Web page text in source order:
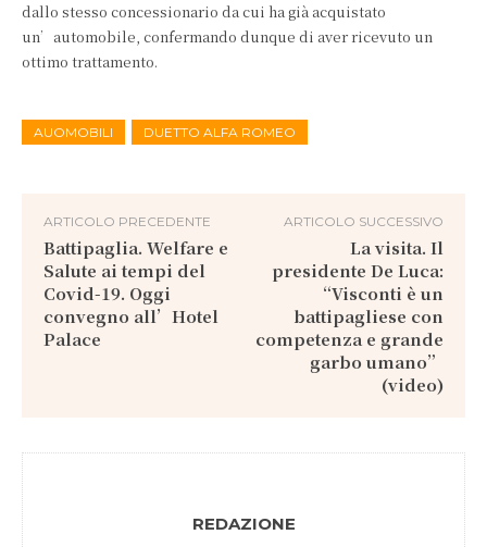
dallo stesso concessionario da cui ha già acquistato
un’automobile, confermando dunque di aver ricevuto un
ottimo trattamento.
AUOMOBILI DUETTO ALFA ROMEO
ARTICOLO PRECEDENTE
Battipaglia. Welfare e
Salute ai tempi del
Covid-19. Oggi
convegno all’Hotel
Palace
ARTICOLO SUCCESSIVO
La visita. Il
presidente De Luca:
“Visconti è un
battipagliese con
competenza e grande
garbo umano”
(video)
REDAZIONE